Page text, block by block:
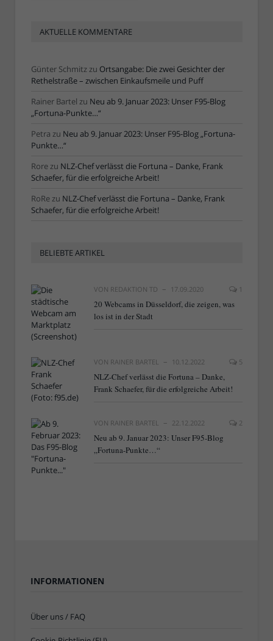
AKTUELLE KOMMENTARE
Günter Schmitzzu Ortsangabe: Die zwei Gesichter der
Rethelstraße – zwischen Einkaufsmeile und Puff
Rainer Bartel zu Neu ab 9. Januar 2023: Unser F95-Blog
„Fortuna-Punkte…“
Petra zu Neu ab 9. Januar 2023: Unser F95-Blog „Fortuna-
Punkte…“
Rorezu NLZ-Chef verlässt die Fortuna – Danke, Frank
Schaefer, für die erfolgreiche Arbeit!
RoRezu NLZ-Chef verlässt die Fortuna – Danke, Frank
Schaefer, für die erfolgreiche Arbeit!
BELIEBTE ARTIKEL
VON REDAKTION TD 17.09.2020 1
20 Webcams in Düsseldorf, die zeigen, was
los ist in der Stadt
VON RAINER BARTEL 10.12.2022 5
NLZ-Chef verlässt die Fortuna – Danke,
Frank Schaefer, für die erfolgreiche Arbeit!
VON RAINER BARTEL 22.12.2022 2
Neu ab 9. Januar 2023: Unser F95-Blog
„Fortuna-Punkte…“
INFORMATIONEN
Über uns / FAQ